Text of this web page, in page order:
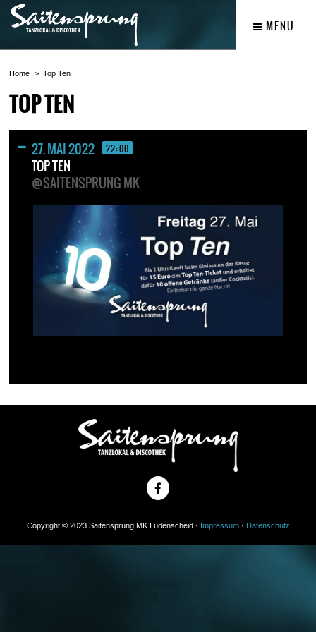
MENU
Home Top Ten
TOP TEN
27. MAI 2022 22:00
TOP TEN
@SAITENSPRUNG MK
Copyright © 2023 Saitensprung MK Lüdenscheid · Impressum· Datenschutz